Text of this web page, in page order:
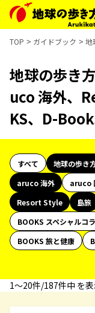
TOP ガイドブック 地
地球の歩き
uco 海外、
KS、D-
すべて 地球の歩き
aruco 海外
aruco
Resort Style
島旅
BOOKS スペシャルコ
BOOKS 旅と健康
1〜20件/187件中 を